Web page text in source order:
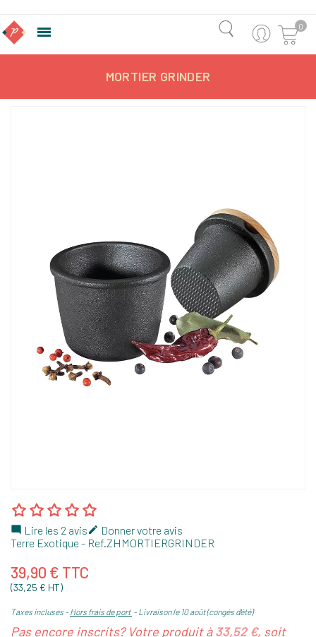
 0
MORTIER GRINDER
 Lire les 2 avis Donner votre avis
Terre Exotique - Ref. ZHMORTIERGRINDER
39,90 € TTC
(33,25 € HT)
Taxes incluses Hors frais de port Livraison le 10 août (congés d'été)
Pas encore inscrits? Votre produit à33,52 €, soit